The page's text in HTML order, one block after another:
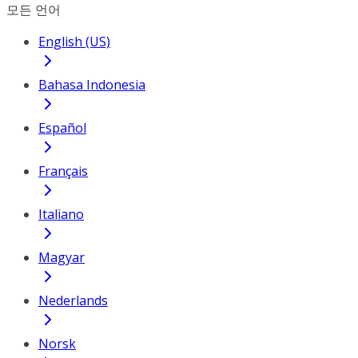
모든 언어
English (US)
Bahasa Indonesia
Español
Français
Italiano
Magyar
Nederlands
Norsk